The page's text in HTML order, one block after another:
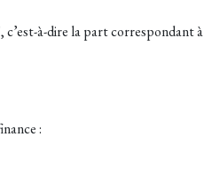
à-dire la part
: